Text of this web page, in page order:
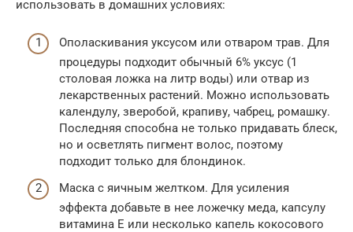
использовать в домашних условиях:
Ополаскивания уксусом или отваром трав. Для
процедуры подходит обычный 6% уксус (1
столовая ложка на литр воды) или отвар из
лекарственных растений. Можно использовать
календулу, зверобой, крапиву, чабрец, ромашку.
Последняя способна не только придавать блеск,
но и осветлять пигмент волос, поэтому
подходит только для блондинок.
Маска с яичным желтком. Для усиления
эффекта добавьте в нее ложечку меда, капсулу
витамина E или несколько капель кокосового